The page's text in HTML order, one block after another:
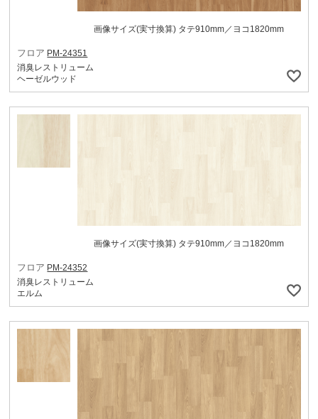
画像サイズ(実寸換算) タテ910mm／ヨコ1820mm
フロア PM-24351
消臭レストリューム
ヘーゼルウッド
画像サイズ(実寸換算) タテ910mm／ヨコ1820mm
フロア PM-24352
消臭レストリューム
エルム